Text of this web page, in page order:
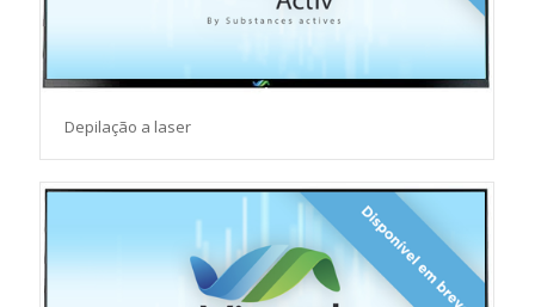
Depilação a laser